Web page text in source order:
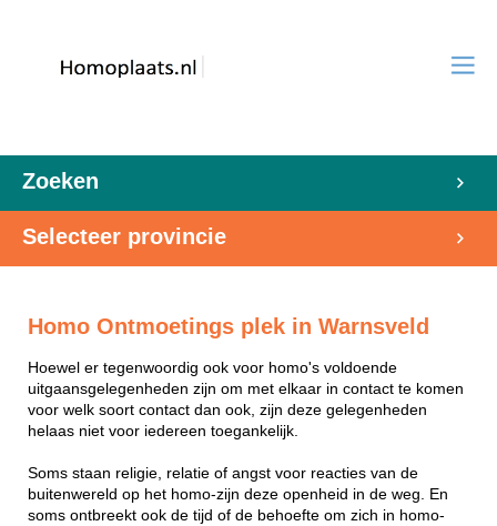
Zoeken
Selecteer provincie
Homo Ontmoetings plek in Warnsveld
Hoewel er tegenwoordig ook voor homo's voldoende
uitgaansgelegenheden zijn om met elkaar in contact te komen
voor welk soort contact dan ook, zijn deze gelegenheden
helaas niet voor iedereen toegankelijk.
Soms staan religie, relatie of angst voor reacties van de
buitenwereld op het homo-zijn deze openheid in de weg. En
soms ontbreekt ook de tijd of de behoefte om zich in homo-